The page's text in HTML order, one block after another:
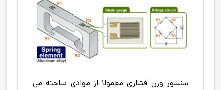
سنسور وزن فشاری معمولا از موادی ساخته می